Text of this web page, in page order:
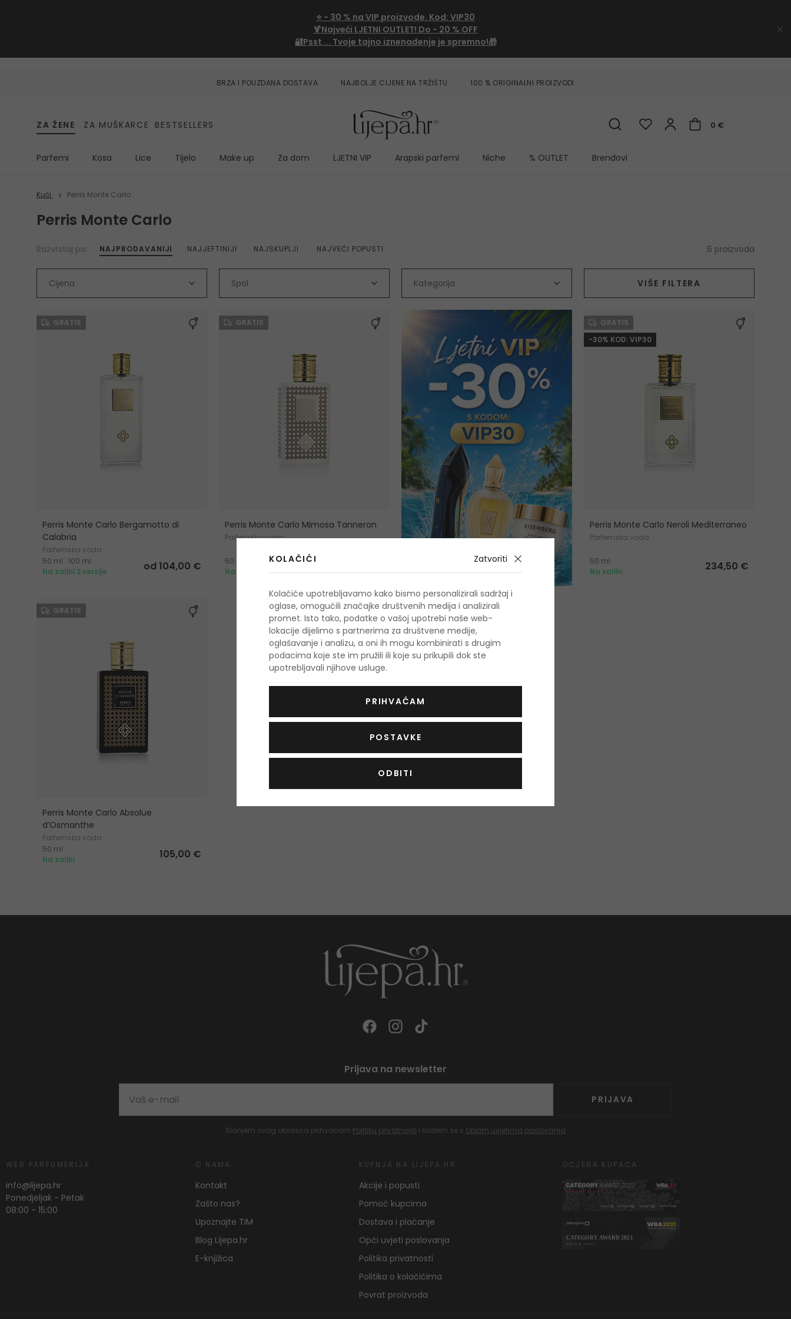
⭐ - 30 % na VIP proizvode. Kod: VIP30
🍹Najveći LJETNI OUTLET! Do - 20 % OFF
🔐Psst ... Tvoje tajno iznenađenje je spremno!🎁
BRZA I POUZDANA DOSTAVA NAJBOLJE CIJENE NA TRŽIŠTU 100 % ORIGINALNI PROIZVODI
ZA ŽENE ZA MUŠKARCE BESTSELLERS 0 €
Parfemi Kosa Lice Tijelo Make up Za dom LJETNI VIP Arapski parfemi Niche % OUTLET Brendovi
Kući Perris Monte Carlo
Perris Monte Carlo
Razvrstaj po: NAJPRODAVANIJI NAJJEFTINIJI NAJSKUPLJI NAJVEĆI POPUSTI 6 proizvoda
Cijena Spol Kategorija Vrsta proizvodaVIŠE FILTERA
GRATIS
Perris Monte Carlo Bergamotto di
Calabria
Parfemska voda
50 ml
100 ml
Na zalihi 2 verzije
od 104,00 €
GRATIS
Perris Monte Carlo Mimosa Tanneron
Parfemska voda
50 ml
Na zalihi
GRATIS
-30% KOD: VIP30
Perris Monte Carlo Neroli Mediterraneo
Parfemska voda
50 ml
Na zalihi
234,50 €
GRATIS
Perris Monte Carlo Absolue
d’Osmanthe
Parfemska voda
50 ml
Na zalihi
105,00 €
Prijava na newsletter
PRIJAVA
Slanjem ovog obrasca prihvaćam Politiku privatnosti i slažem se s Općim uvjetima poslovanja
WEB PARFUMERIJA
info@lijepa.hr
Ponedjeljak - Petak
08:00 - 15:00
O NAMA
Kontakt
Zašto nas?
Upoznajte TIM
Blog Lijepa.hr
E-knjižica
KUPNJA NA LIJEPA.HR
Akcije i popusti
Pomoć kupcima
Dostava i plaćanje
Opći uvjeti poslovanja
Politika privatnosti
Politika o kolačićima
Povrat proizvoda
OCJENA KUPACA
KOLAČIĆI Zatvoriti
Kolačiće upotrebljavamo kako bismo personalizirali sadržaj i
oglase, omogućili značajke društvenih medija i analizirali
promet. Isto tako, podatke o vašoj upotrebi naše web-
lokacije dijelimo s partnerima za društvene medije,
oglašavanje i analizu, a oni ih mogu kombinirati s drugim
podacima koje ste im pružili ili koje su prikupili dok ste
upotrebljavali njihove usluge.
PRIHVAĆAM
POSTAVKE
ODBITI